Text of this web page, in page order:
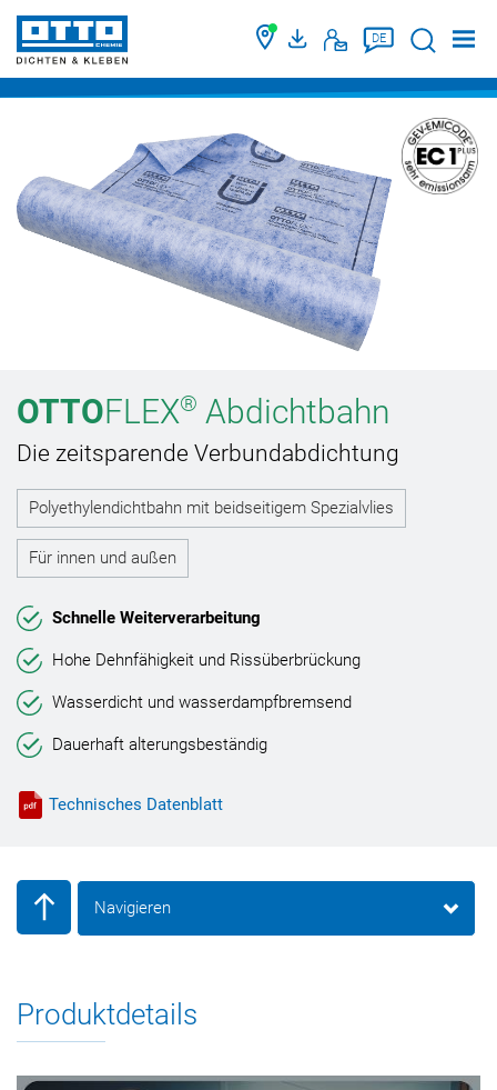
DE Suche
OTTOFLEX® Abdichtbahn
Die zeitsparende Verbundabdichtung
Polyethylendichtbahn mit beidseitigem Spezialvlies
Für innen und außen
Schnelle Weiterverarbeitung
Hohe Dehnfähigkeit und Rissüberbrückung
Wasserdicht und wasserdampfbremsend
Dauerhaft alterungsbeständig
Technisches Datenblatt
Navigieren
Produktdetails